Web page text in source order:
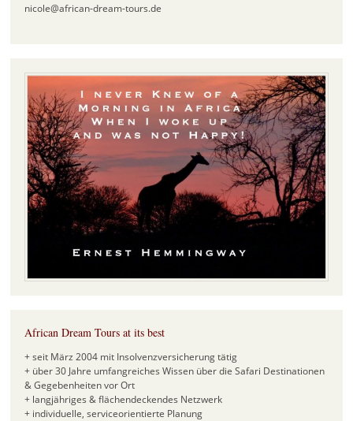
nicole@african-dream-tours.de
African Dream Tours at its best
+ seit März 2004 mit Insolvenzversicherung tätig
+ über 30 Jahre umfangreiches Wissen über die Safari Destinationen
& Gegebenheiten vor Ort
+ langjähriges & flächendeckendes Netzwerk
+ individuelle, serviceorientierte Planung